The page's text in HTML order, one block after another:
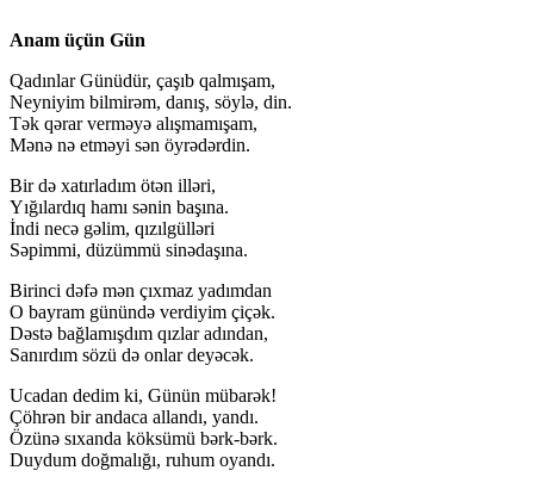
Anam üçün Gün
Qadınlar Günüdür, çaşıb qalmışam,
Neyniyim bilmirəm, danış, söylə, din.
Tək qərar verməyə alışmamışam,
Mənə nə etməyi sən öyrədərdin.
Bir də xatırladım ötən illəri,
Yığılardıq hamı sənin başına.
İndi necə gəlim, qızılgülləri
Səpimmi, düzümmü sinədaşına.
Birinci dəfə mən çıxmaz yadımdan
O bayram günündə verdiyim çiçək.
Dəstə bağlamışdım qızlar adından,
Sanırdım sözü də onlar deyəcək.
Ucadan dedim ki, Günün mübarək!
Çöhrən bir andaca allandı, yandı.
Özünə sıxanda köksümü bərk-bərk.
Duydum doğmalığı, ruhum oyandı.